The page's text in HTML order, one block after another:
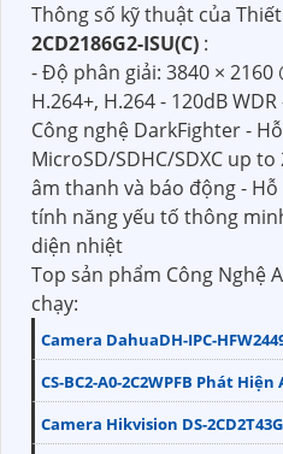
Thông số kỹ thuật của
2CD2186G2-ISU(C) :
- Độ phân giải: 3840 × 2160
H.264+, H.264 - 120dB
Công nghệ DarkFighter -
MicroSD/SDHC/SDXC up
âm thanh và báo động -
tính năng yếu tố thông
diện nhiệt
Top sản phẩm Công Nghệ
chạy:
Camera DahuaDH-IPC-
CS-BC2-A0-2C2WPFB Phát
Camera Hikvision DS-